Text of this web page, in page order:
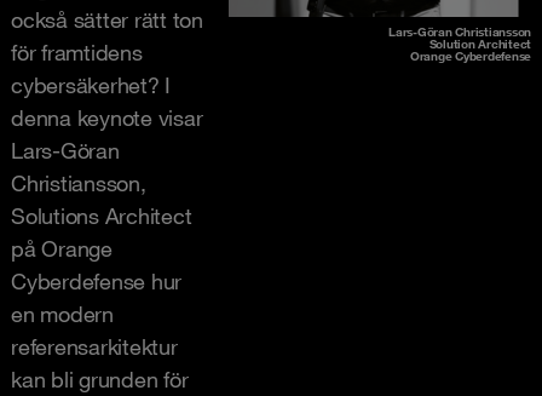
Lars-Göran Christiansson
Solution Architect
Orange Cyberdefense
också sätter rätt ton
för framtidens
cybersäkerhet? I
denna keynote visar
Lars-Göran
Christiansson,
Solutions Architect
på Orange
Cyberdefense hur
en modern
referensarkitektur
kan bli grunden för